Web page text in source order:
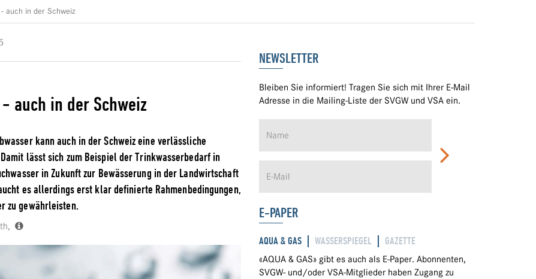
auch in der Schweiz
auch in der Schweiz
kann auch in der Schweiz eine verlässliche
lässt sich zum Beispiel der Trinkwasserbedarf in
in Zukunft zur Bewässerung in der Landwirtschaft
es allerdings erst klar definierte Rahmenbedingungen,
zu gewährleisten.
NEWSLETTER
Bleiben Sie informiert! Tragen Sie sich mit Ihrer E-Mail
Adresse in die Mailing-Liste der SVGW und VSA ein.
E-PAPER
AQUA & GAS WASSERSPIEGEL GAZETTE
«AQUA & GAS» gibt es auch als E-Paper. Abonnenten,
SVGW- und/oder VSA-Mitglieder haben Zugang zu